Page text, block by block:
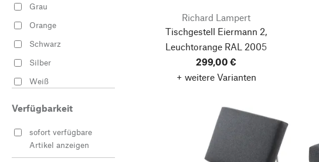
Grau
Orange
Schwarz
Silber
Weiß
Verfügbarkeit
sofort verfügbare
Artikel anzeigen
Richard Lampert
Tischgestell Eiermann 2,
Leuchtorange RAL 2005
299,00 €
+ weitere Varianten